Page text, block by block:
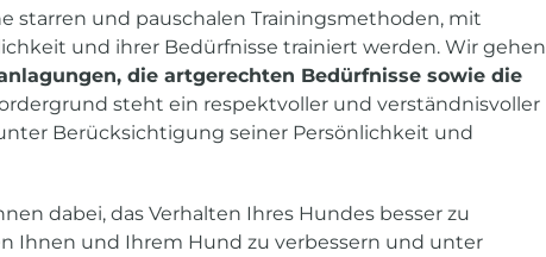
starren und pauschalen Trainingsmethoden, mit
und ihrer Bedürfnisse trainiert werden. Wir gehen
die artgerechten Bedürfnisse sowie die
steht ein respektvoller und verständnisvoller
Berücksichtigung seiner Persönlichkeit und
dabei, das Verhalten Ihres Hundes besser zu
Ihnen und Ihrem Hund zu verbessern und unter